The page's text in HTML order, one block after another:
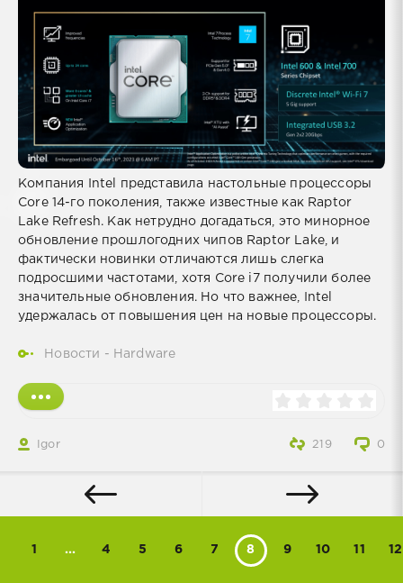
Компания Intel представила настольные процессоры
Core 14-го поколения, также известные как Raptor
Lake Refresh. Как нетрудно догадаться, это минорное
обновление прошлогодних чипов Raptor Lake, и
фактически новинки отличаются лишь слегка
подросшими частотами, хотя Core i7 получили более
значительные обновления. Но что важнее, Intel
удержалась от повышения цен на новые процессоры.
Новости - Hardware
Igor 0
219
1 ... 4 5 6 7 8 9 10 11 12